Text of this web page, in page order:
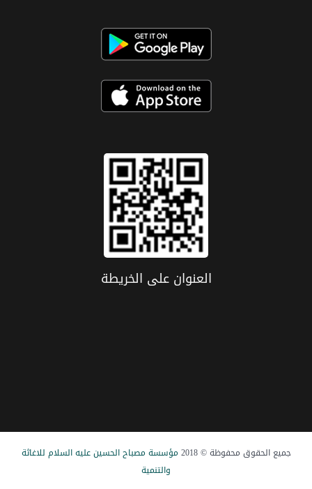
العنوان علی الخریطة
جميع الحقوق محفوظة © 2018
مؤسسة مصباح الحسین علیه السلام للاغاثة
والتنمیة